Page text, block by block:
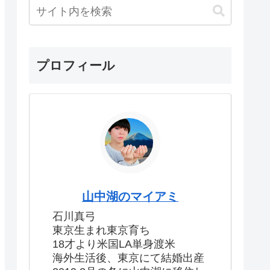
プロフィール
山中湖のマイアミ
石川真弓
東京生まれ東京育ち
18才より米国LA単身渡米
海外生活後、東京にて結婚出産